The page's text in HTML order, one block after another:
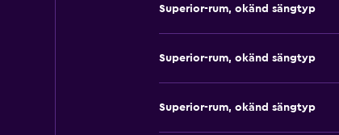
Superior-rum, okänd sängtyp
Superior-rum, okänd sängtyp
Superior-rum, okänd sängtyp